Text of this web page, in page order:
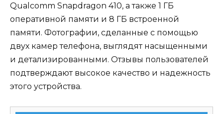
Qualcomm Snapdragon 410, а также 1 ГБ
оперативной памяти и 8 ГБ встроенной
памяти. Фотографии, сделанные с помощью
двух камер телефона, выглядят насыщенными
и детализированными. Отзывы пользователей
подтверждают высокое качество и надежность
этого устройства.